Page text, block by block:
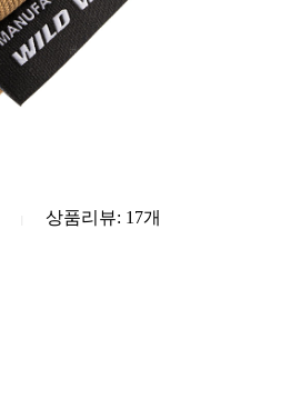
상품리뷰: 17개